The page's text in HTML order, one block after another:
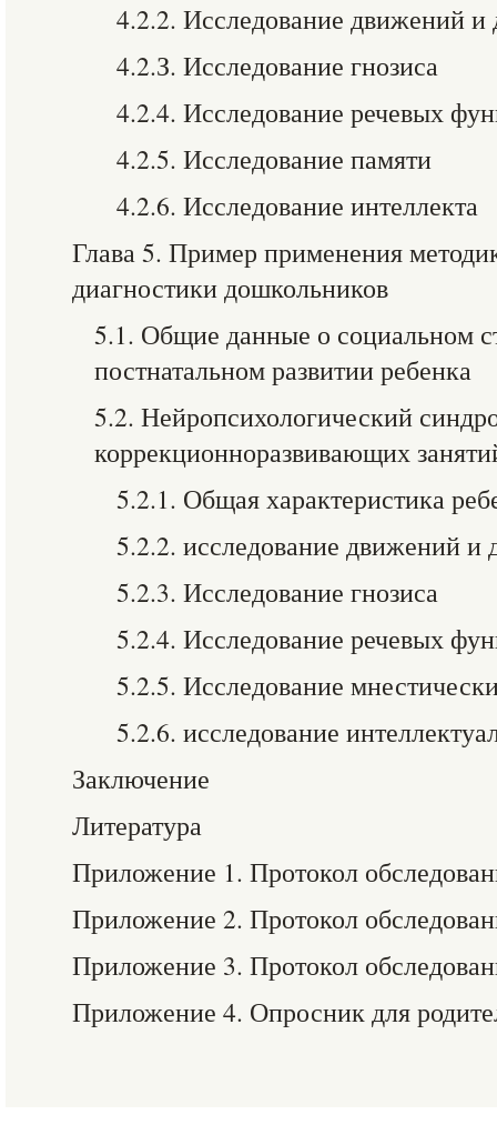
4.2.2. Исследование движений и
4.2.З. Исследование гнозиса
4.2.4. Исследование речевых
4.2.5. Исследование памяти
4.2.6. Исследование интеллекта
Глава 5. Пример применения
диагностики дошкольников
5.1. Общие данные о социальном
постнатальном развитии ребенка
5.2. Нейропсихологический
коррекционноразвивающих
5.2.1. Общая характеристика
5.2.2. исследование движений и
5.2.3. Исследование гнозиса
5.2.4. Исследование речевых
5.2.5. Исследование
5.2.6. исследование
Заключение
Литература
Приложение 1. Протокол
Приложение 2. Протокол
Приложение 3. Протокол
Приложение 4. Опросник для